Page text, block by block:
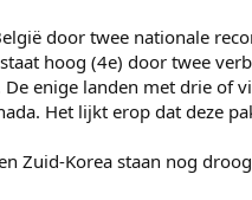
door twee nationale
hoog (4e) door twee
De enige landen met drie of
Het lijkt erop dat deze
Zuid-Korea staan nog